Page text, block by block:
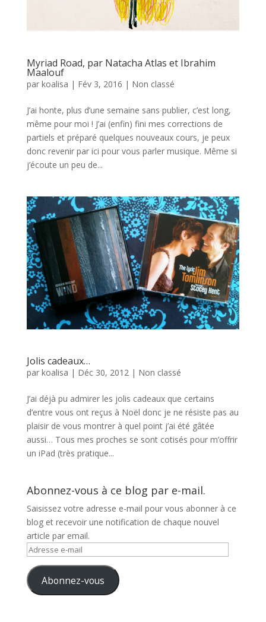
Myriad Road, par Natacha Atlas et Ibrahim
Maalouf
par koalisa | Fév 3, 2016 | Non classé
J’ai honte, plus d’une semaine sans publier, c’est long,
même pour moi ! J’ai (enfin) fini mes corrections de
partiels et préparé quelques nouveaux cours, je peux
donc revenir par ici pour vous parler musique. Même si
j’écoute un peu de...
Jolis cadeaux…
par koalisa | Déc 30, 2012| Non classé
J’ai déjà pu admirer les jolis cadeaux que certains
d’entre vous ont reçus à Noël donc je ne résiste pas au
plaisir de vous montrer à quel point j’ai été gâtée
aussi… Tous mes proches se sont cotisés pour m’offrir
un iPad (très pratique...
Abonnez-vous à ce blog par e-mail.
Saisissez votre adresse e-mail pour vous abonner à ce
blog et recevoir une notification de chaque nouvel
article par email.
Adresse
mail Abonnez-vous